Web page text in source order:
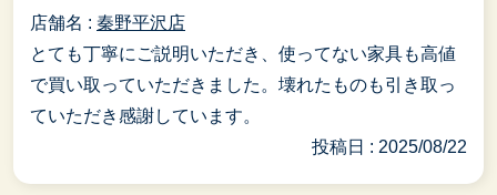
店舗名 : 秦野平沢店
とても丁寧にご説明いただき、使ってない家具も高値
で買い取っていただきました。壊れたものも引き取っ
ていただき感謝しています。
投稿日 : 2025/08/22